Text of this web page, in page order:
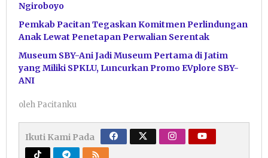
Ngiroboyo
Pemkab Pacitan Tegaskan Komitmen Perlindungan
Anak Lewat Penetapan Perwalian Serentak
Museum SBY-Ani Jadi Museum Pertama di Jatim
yang Miliki SPKLU, Luncurkan Promo EVplore SBY-
ANI
oleh Pacitanku
Ikuti Kami Pada